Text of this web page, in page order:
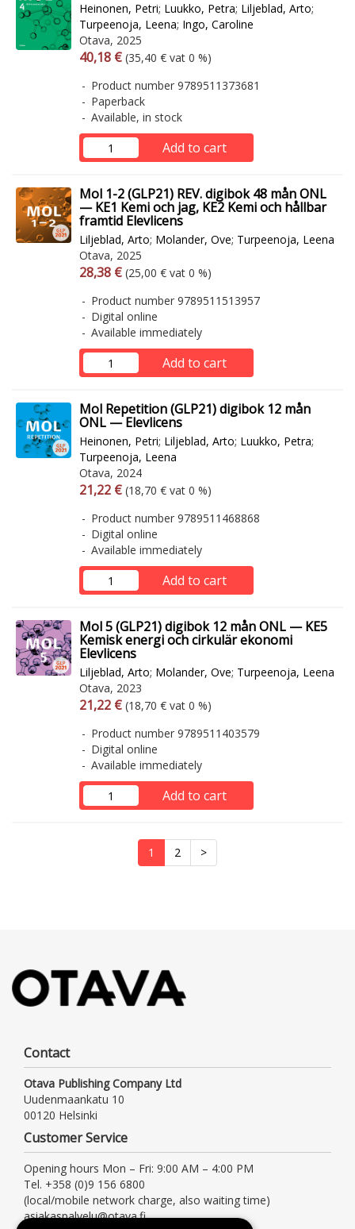
Heinonen, Petri; Luukko, Petra; Liljeblad, Arto;
Turpeenoja, Leena; Ingo, Caroline
Otava, 2025
Arvonlisäverollinen hinta
40,18 € Excl. vat
(35,40 € vat 0 %)
Product number 9789511373681
Paperback
Available, in stock
Add to cart
Mol 1-2 (GLP21) REV. digibok 48 mån ONL
— KE1 Kemi och jag, KE2 Kemi och hållbar
framtid Elevlicens
Liljeblad, Arto; Molander, Ove; Turpeenoja, Leena
Otava, 2025
Arvonlisäverollinen hinta
28,38 € Excl. vat
(25,00 € vat 0 %)
Product number 9789511513957
Digital online
Available immediately
Add to cart
Mol Repetition (GLP21) digibok 12 mån
ONL — Elevlicens
Heinonen, Petri; Liljeblad, Arto; Luukko, Petra;
Turpeenoja, Leena
Otava, 2024
Arvonlisäverollinen hinta
21,22 € Excl. vat
(18,70 € vat 0 %)
Product number 9789511468868
Digital online
Available immediately
Add to cart
Mol 5 (GLP21) digibok 12 mån ONL — KE5
Kemisk energi och cirkulär ekonomi
Elevlicens
Liljeblad, Arto; Molander, Ove; Turpeenoja, Leena
Otava, 2023
Arvonlisäverollinen hinta
21,22 € Excl. vat
(18,70 € vat 0 %)
Product number 9789511403579
Digital online
Available immediately
Add to cart
1 2 >
Contact
Otava Publishing Company Ltd
Uudenmaankatu 10
00120 Helsinki
Customer Service
Opening hours Mon – Fri: 9:00 AM – 4:00 PM
Tel. +358 (0)9 156 6800
(local/mobile network charge, also waiting time)
asiakaspalvelu@otava.fi